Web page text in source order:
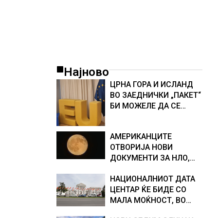
Најново
ЦРНА ГОРА И ИСЛАНД
ВО ЗАЕДНИЧКИ „ПАКЕТ“
БИ МОЖЕЛЕ ДА СЕ
АМЕРИКАНЦИТЕ
ОТВОРИЈА НОВИ
ДОКУМЕНТИ ЗА НЛО,
истраги проверувало
снимки за „Големи
темни триаголници со
НАЦИОНАЛНИОТ ДАТА
ЦЕНТАР ЌЕ БИДЕ СО
МАЛА МОЌНОСТ, ВО